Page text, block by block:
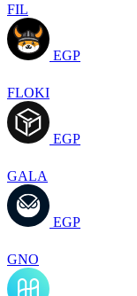
FIL
EGP
FLOKI
EGP
GALA
EGP
GNO